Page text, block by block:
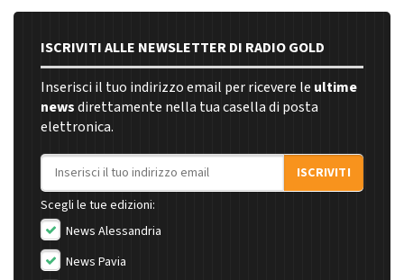
ISCRIVITI ALLE NEWSLETTER DI RADIO GOLD
Inserisci il tuo indirizzo email per ricevere le ultime
newsdirettamente nella tua casella di posta
elettronica.
Indirizzo email
ISCRIVITI
Scegli le tue edizioni:
News Alessandria
News Pavia